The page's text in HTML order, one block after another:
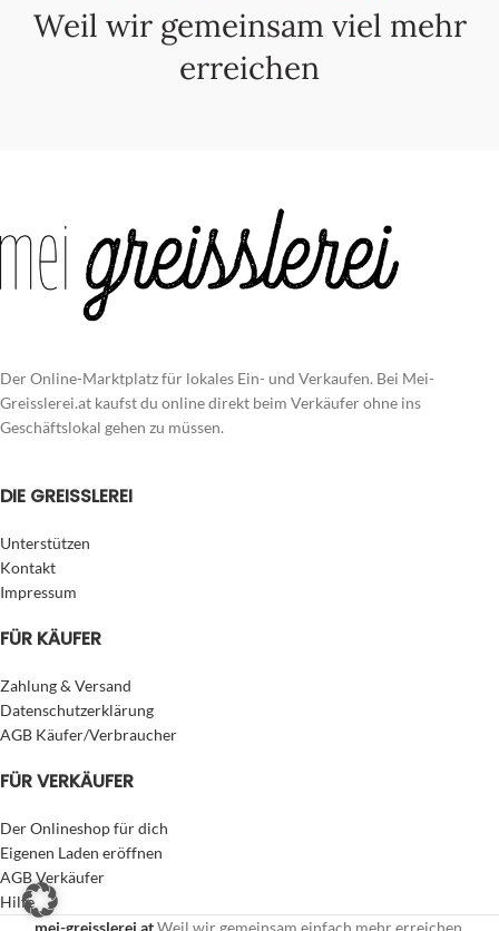
Weil wir gemeinsam viel mehr
erreichen
Der Online-Marktplatz für lokales Ein- und Verkaufen. Bei Mei-
Greisslerei.at kaufst du online direkt beim Verkäufer ohne ins
Geschäftslokal gehen zu müssen.
DIE GREISSLEREI
Unterstützen
Kontakt
Impressum
FÜR KÄUFER
Zahlung & Versand
Datenschutzerklärung
AGB Käufer/Verbraucher
FÜR VERKÄUFER
Der Onlineshop für dich
Eigenen Laden eröffnen
AGB Verkäufer
Hilfe
mei-greisslerei.atWeil wir gemeinsam einfach mehr erreichen.